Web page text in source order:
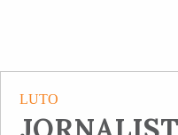
LUTO